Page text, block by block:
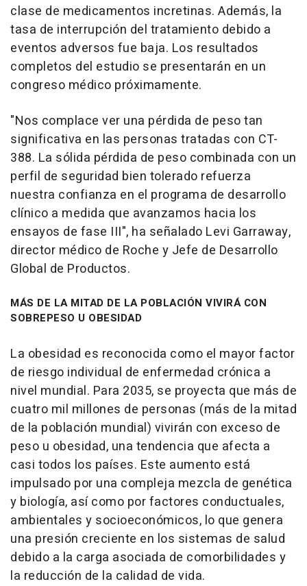
clase de medicamentos incretinas. Además, la
tasa de interrupción del tratamiento debido a
eventos adversos fue baja. Los resultados
completos del estudio se presentarán en un
congreso médico próximamente.
"Nos complace ver una pérdida de peso tan
significativa en las personas tratadas con CT-
388. La sólida pérdida de peso combinada con un
perfil de seguridad bien tolerado refuerza
nuestra confianza en el programa de desarrollo
clínico a medida que avanzamos hacia los
ensayos de fase III", ha señalado Levi Garraway,
director médico de Roche y Jefe de Desarrollo
Global de Productos.
MÁS DE LA MITAD DE LA POBLACIÓN VIVIRÁ CON
SOBREPESO U OBESIDAD
La obesidad es reconocida como el mayor factor
de riesgo individual de enfermedad crónica a
nivel mundial. Para 2035, se proyecta que más de
cuatro mil millones de personas (más de la mitad
de la población mundial) vivirán con exceso de
peso u obesidad, una tendencia que afecta a
casi todos los países. Este aumento está
impulsado por una compleja mezcla de genética
y biología, así como por factores conductuales,
ambientales y socioeconómicos, lo que genera
una presión creciente en los sistemas de salud
debido a la carga asociada de comorbilidades y
la reducción de la calidad de vida.